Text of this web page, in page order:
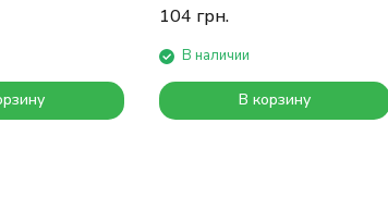
104 грн.
В наличии
В корзину